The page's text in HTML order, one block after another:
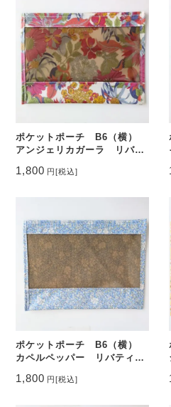
ポケットポーチ B6（横）
アンジェリカガーラ リバテ
1,800 円[税込]
ポケットポーチ B6（横）
カペルペッパー リバティ
1,800 円[税込]